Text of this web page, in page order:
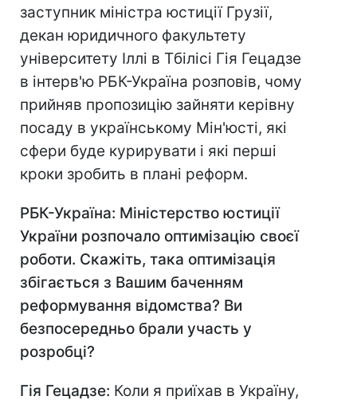
заступник міністра юстиції Грузії,
декан юридичного факультету
університету Іллі в Тбілісі Гія Гецадзе
в інтерв'ю РБК-Україна розповів, чому
прийняв пропозицію зайняти керівну
посаду в українському Мін'юсті, які
сфери буде курирувати і які перші
кроки зробить в плані реформ.
РБК-Україна: Міністерство юстиції
України розпочало оптимізацію своєї
роботи. Скажіть, така оптимізація
збігається з Вашим баченням
реформування відомства? Ви
безпосередньо брали участь у
розробці?
Гія Гецадзе: Коли я приїхав в Україну,